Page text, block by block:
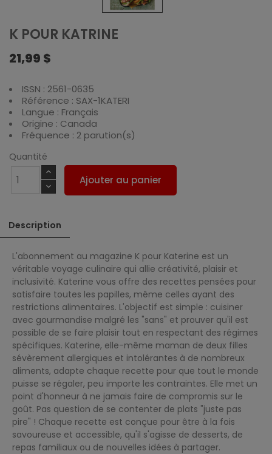
K POUR KATRINE
21,99 $
ISSN : 2561-0635
Référence : SAX-1KATERI
Langue : Français
Origine : Canada
Fréquence : 2 parution(s)
Quantité
Ajouter au panier
Description
L'abonnement au magazine K pour Katerine est un
véritable voyage culinaire qui allie créativité, plaisir et
inclusivité. Katerine vous offre des recettes pensées pour
satisfaire toutes les papilles, même celles ayant des
restrictions alimentaires. L'objectif est simple : cuisiner
avec gourmandise malgré les "sans" et prouver qu'il est
possible de se faire plaisir tout en respectant des régimes
spécifiques. Katerine, elle-même maman de deux filles
sévèrement allergiques et intolérantes à de nombreux
aliments, adapte chaque recette pour que tout le monde
puisse se régaler, peu importe les contraintes. Elle met un
point d'honneur à ne jamais faire de compromis sur le
goût. Pas question de se contenter de plats "juste pas
pire" ! Chaque recette est conçue pour être à la fois
savoureuse et accessible, qu'il s'agisse de desserts, de
repas familiaux ou de nouvelles idées à partager.